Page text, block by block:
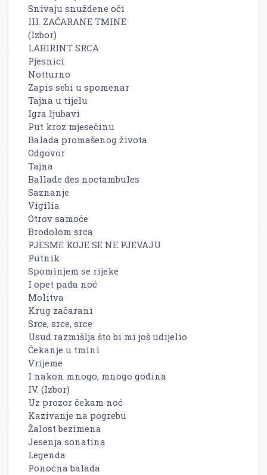
Snivaju snuždene oči
III. ZAČARANE TMINE
(Izbor)
LABIRINT SRCA
Pjesnici
Notturno
Zapis sebi u spomenar
Tajna u tijelu
Igra ljubavi
Put kroz mjesečinu
Balada promašenog života
Odgovor
Tajna
Ballade des noctambules
Saznanje
Vigilia
Otrov samoće
Brodolom srca
PJESME KOJE SE NE PJEVAJU
Putnik
Spominjem se rijeke
I opet pada noć
Molitva
Krug začarani
Srce, srce, srce
Usud razmišlja što bi mi još udijelio
Čekanje u tmini
Vrijeme
I nakon mnogo, mnogo godina
IV. (Izbor)
Uz prozor čekam noć
Kazivanje na pogrebu
Žalost bezimena
Jesenja sonatina
Legenda
Ponoćna balada